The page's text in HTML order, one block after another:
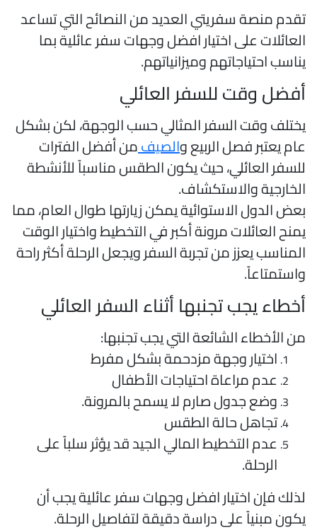
منصة سفريتي العديد من النصائح التي تساعد
على اختيار افضل وجهات سفر عائلية بما
احتياجاتهم وميزانياتهم.
وقت للسفر العائلي
وقت السفر المثالي حسب الوجهة، لكن بشكل
يعتبر فصل الربيع والصيفمن أفضل الفترات
العائلي، حيث يكون الطقس مناسباً للأنشطة
والاستكشاف.
الدول الاستوائية يمكن زيارتها طوال العام، مما
العائلات مرونة أكبر في التخطيط واختيار الوقت
يعزز من تجربة السفر ويجعل الرحلة أكثر راحة
يجب تجنبها أثناء السفر العائلي
الأخطاء الشائعة التي يجب تجنبها:
اختيار وجهة مزدحمة بشكل مفرط
عدم مراعاة احتياجات الأطفال
وضع جدول صارم لا يسمح بالمرونة.
تجاهل حالة الطقس
عدم التخطيط المالي الجيد قد يؤثر سلباً على
الرحلة.
فإن اختيار افضل وجهات سفر عائلية يجب أن
مبنياً على دراسة دقيقة لتفاصيل الرحلة.